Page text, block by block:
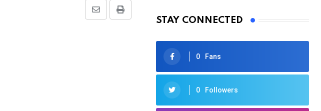
Print
Share
STAY CONNECTED
0 Fans
0 Followers